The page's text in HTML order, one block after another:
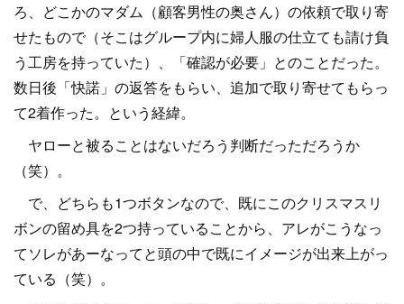
ろ、どこかのマダム（顧客男性の奥さん）の依頼で取り寄
せたもので（そこはグループ内に婦人服の仕立ても請け負
う工房を持っていた）、「確認が必要」とのことだった。
数日後「快諾」の返答をもらい、追加で取り寄せてもらっ
て2着作った。という経緯。
ヤローと被ることはないだろう判断だっただろうか
（笑）。
で、どちらも1つボタンなので、既にこのクリスマスリ
ボンの留め具を2つ持っていることから、アレがこうなっ
てソレがあーなってと頭の中で既にイメージが出来上がっ
ている（笑）。